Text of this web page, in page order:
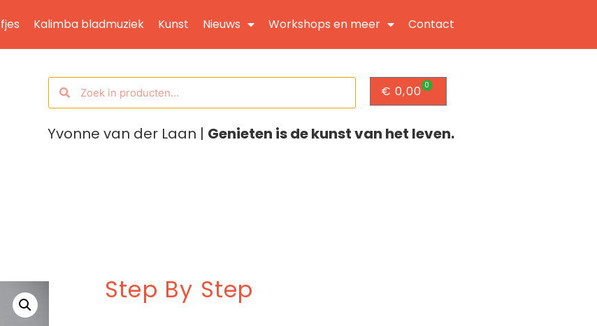
Kalimba bladmuziek Kunst Nieuws Workshops en meer Contact
€ 0,00 0
Yvonne van der Laan | Genieten is de kunst van het leven.
Step By Step